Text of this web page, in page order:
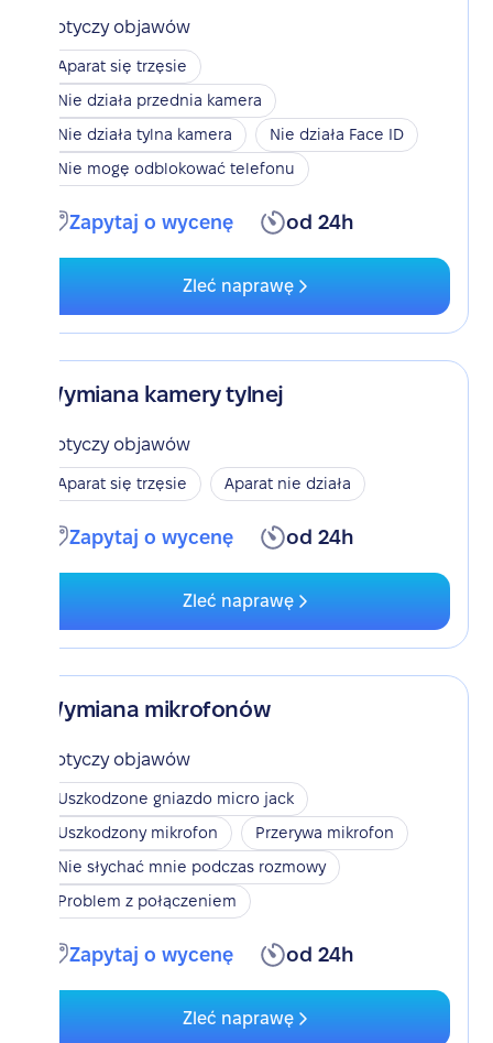
Dotyczy objawów
Aparat się trzęsie
Nie działa przednia kamera
Nie działa tylna kamera
Nie działa Face ID
Nie mogę odblokować telefonu
Zapytaj o wycenę od 24h
Zleć naprawę
Wymiana kamery tylnej
Dotyczy objawów
Aparat się trzęsie Aparat nie działa
Zapytaj o wycenę od 24h
Zleć naprawę
Wymiana mikrofonów
Dotyczy objawów
Uszkodzone gniazdo micro jack
Uszkodzony mikrofon
Przerywa mikrofon
Nie słychać mnie podczas rozmowy
Problem z połączeniem
Zapytaj o wycenę od 24h
Zleć naprawę